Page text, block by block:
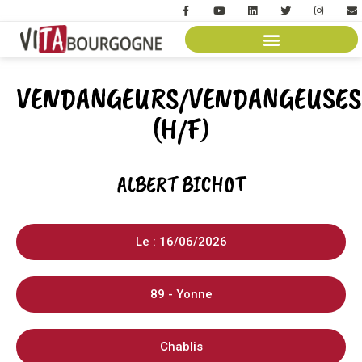
VENDANGEURS/VENDANGEUSES
(H/F)
ALBERT BICHOT
Le : 16/06/2026
89 - Yonne
Chablis